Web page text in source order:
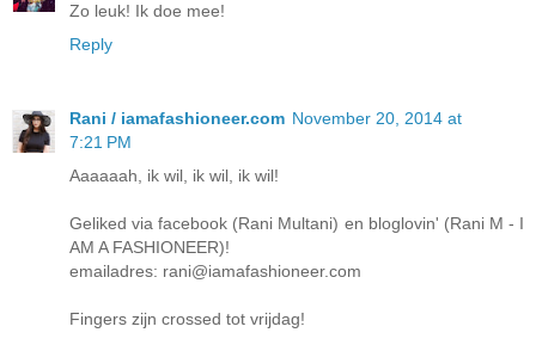
Zo leuk! Ik doe mee!
Reply
Rani / iamafashioneer.com November 20, 2014 at
7:21 PM
Aaaaaah, ik wil, ik wil, ik wil!
Geliked via facebook (Rani Multani) en bloglovin' (Rani M - I
AM A FASHIONEER)!
emailadres: rani@iamafashioneer.com
Fingers zijn crossed tot vrijdag!